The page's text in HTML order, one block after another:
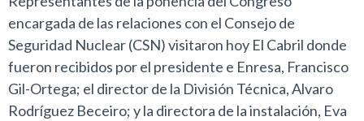
encargada de las relaciones con el Consejo de
Seguridad Nuclear (CSN) visitaron hoy El Cabril donde
fueron recibidos por el presidente e Enresa, Francisco
Gil-Ortega; el director de la División Técnica, Alvaro
Rodríguez Beceiro; y la directora de la instalación, Eva